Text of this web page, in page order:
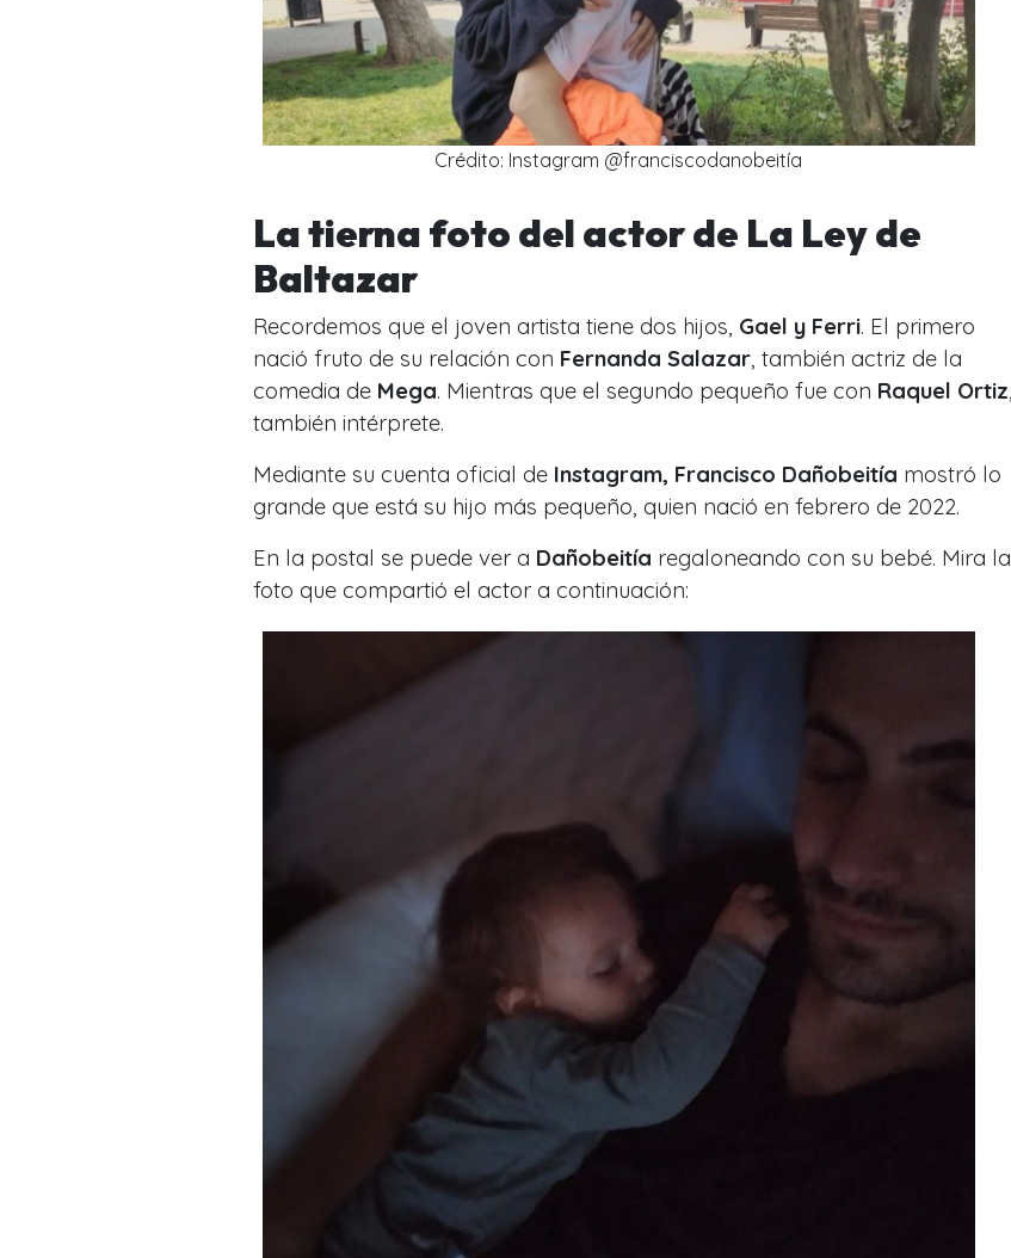
Crédito: Instagram @franciscodanobeitía
La tierna foto del actor de La Ley de
Baltazar
Recordemos que el joven artista tiene dos hijos, Gael y Ferri. El primero
nació fruto de su relación con Fernanda Salazar , también actriz de la
comedia de Mega. Mientras que el segundo pequeño fue con Raquel Ortiz
también intérprete.
Mediante su cuenta oficial de Instagram, Francisco Dañobeitía mostró lo
grande que está su hijo más pequeño, quien nació en febrero de 2022.
En la postal se puede ver a Dañobeitía regaloneando con su bebé. Mira la
foto que compartió el actor a continuación: